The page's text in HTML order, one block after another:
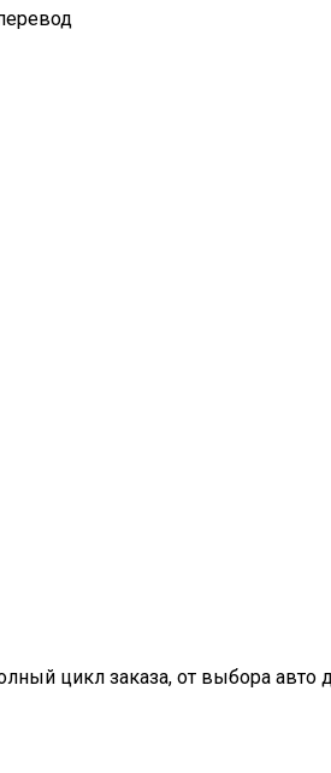
цикл заказа, от выбора авто